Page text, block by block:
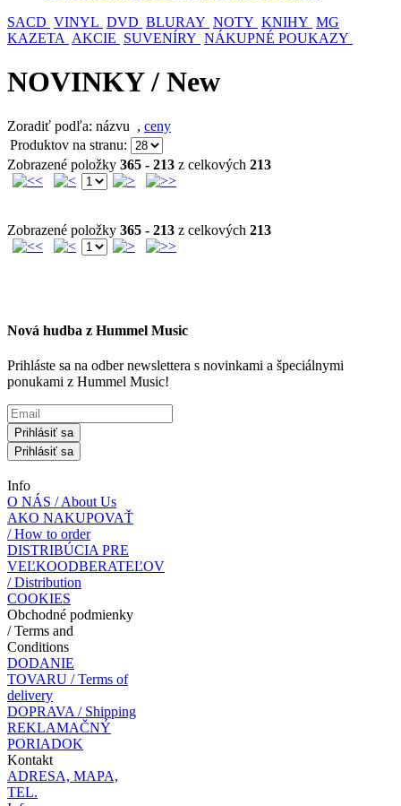
SACD VINYL DVD BLURAY NOTY KNIHY MG
KAZETA AKCIE SUVENÍRY NÁKUPNÉ POUKAZY
NOVINKY / New
Zoradiť podľa: názvu , ceny
Produktov na stranu:
Zobrazené položky 365 - 213 z celkových 213
Zobrazené položky 365 - 213 z celkových 213
Nová hudba z Hummel Music
Prihláste sa na odber newslettera s novinkami a špeciálnymi
ponukami z Hummel Music!
Prihlásiť sa
Prihlásiť sa
Info
O NÁS / About Us
AKO NAKUPOVAŤ
/ How to order
DISTRIBÚCIA PRE
VEĽKOODBERATEĽOV
/ Distribution
COOKIES
Obchodné podmienky
/ Terms and
Conditions
DODANIE
TOVARU / Terms of
delivery
DOPRAVA / Shipping
REKLAMAČNÝ
PORIADOK
Kontakt
ADRESA, MAPA,
TEL.